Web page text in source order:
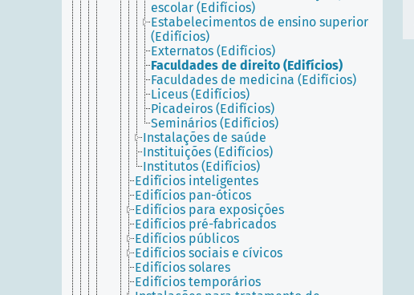
escolar (Edifícios)
Estabelecimentos de ensino superior
(Edifícios)
Externatos (Edifícios)
Faculdades de direito (Edifícios)
Faculdades de medicina (Edifícios)
Liceus (Edifícios)
Picadeiros (Edifícios)
Seminários (Edifícios)
Instalações de saúde
Instituições (Edifícios)
Institutos (Edifícios)
Edifícios inteligentes
Edifícios pan-óticos
Edifícios para exposições
Edifícios pré-fabricados
Edifícios públicos
Edifícios sociais e cívicos
Edifícios solares
Edifícios temporários